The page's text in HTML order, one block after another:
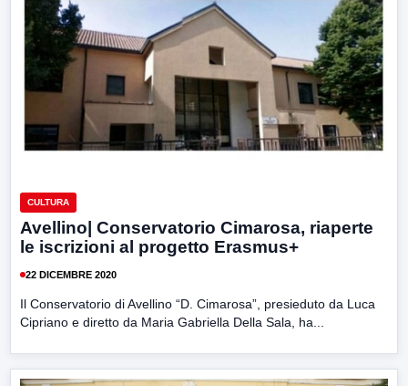
CULTURA
Avellino| Conservatorio Cimarosa, riaperte
le iscrizioni al progetto Erasmus+
22 DICEMBRE 2020
Il Conservatorio di Avellino “D. Cimarosa”, presieduto da Luca
Cipriano e diretto da Maria Gabriella Della Sala, ha...